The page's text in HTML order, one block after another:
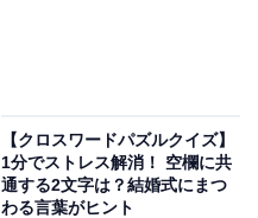
【クロスワードパズルクイズ】
1分でストレス解消！ 空欄に共
通する2文字は？結婚式にまつ
わる言葉がヒント